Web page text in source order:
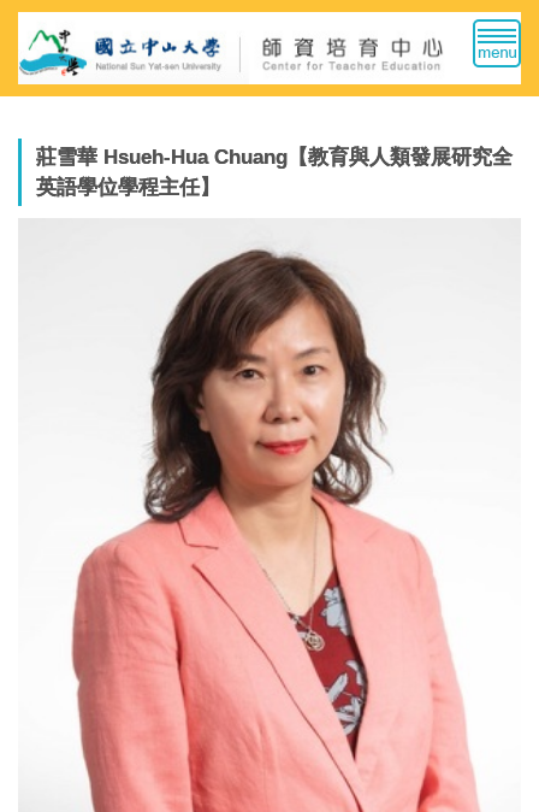
跳
到
主
要
莊雪華 Hsueh-Hua Chuang【教育與人類發展研究全
英語學位學程主任】